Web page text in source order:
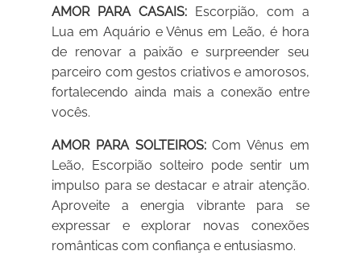
AMOR PARA CASAIS: Escorpião, com a
Lua em Aquário e Vênus em Leão, é hora
de renovar a paixão e surpreender seu
parceiro com gestos criativos e amorosos,
fortalecendo ainda mais a conexão entre
vocês.
AMOR PARA SOLTEIROS:Com Vênus em
Leão, Escorpião solteiro pode sentir um
impulso para se destacar e atrair atenção.
Aproveite a energia vibrante para se
expressar e explorar novas conexões
românticas com confiança e entusiasmo.